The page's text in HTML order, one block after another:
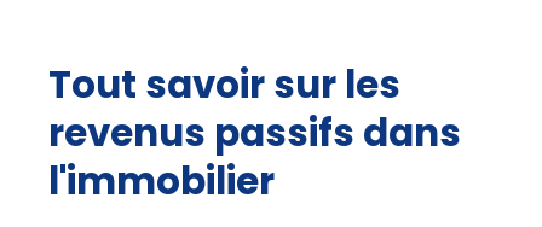
Tout savoir sur les
revenus passifs dans
l'immobilier